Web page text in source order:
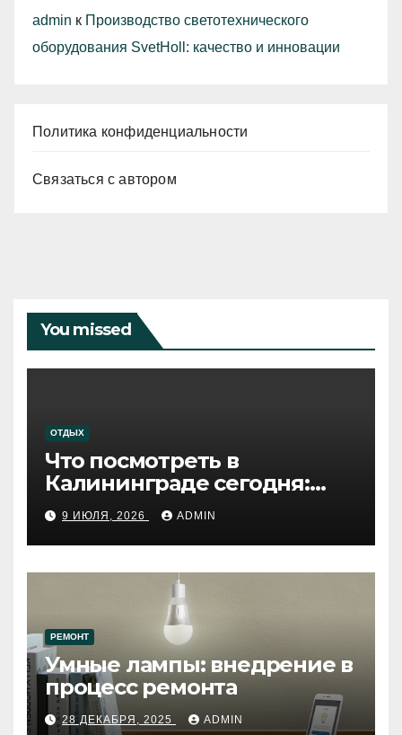
admin к Производство светотехнического
оборудования SvetHoll: качество и инновации
Политика конфиденциальности
Связаться с автором
You missed
ОТДЫХ
Что посмотреть в
Калининграде сегодня:
путеводитель по самому
западному городу России
9 ИЮЛЯ, 2026 ADMIN
РЕМОНТ
Умные лампы: внедрение в
процесс ремонта
28 ДЕКАБРЯ, 2025 ADMIN